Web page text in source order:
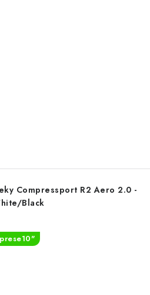
Compressport R2 Aero 2.0 -
Black